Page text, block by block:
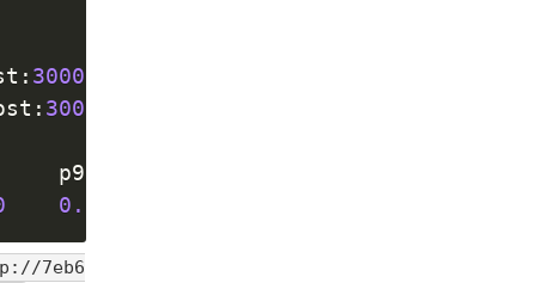
: 3000
: 3000
p90
0.00
7eb6